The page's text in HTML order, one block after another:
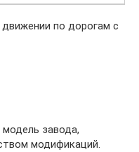
по дорогам с
завода,
модификаций.